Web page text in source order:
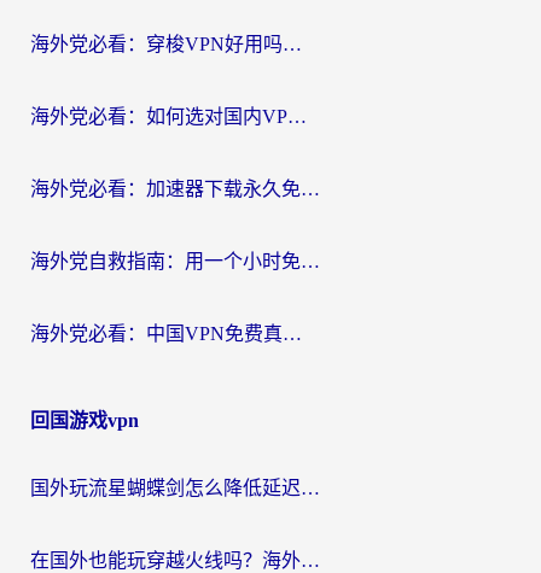
海外党必看：穿梭VPN好用吗？和云帆VPN对比哪个回国效果更好？附真实测评+避坑指南
海外党必看：如何选对国内VPN，实现无缝访问国内资源？
海外党必看：加速器下载永久免费版真的存在吗？教你无缝访问国内资源的正确姿势
海外党自救指南：用一个小时免费加速器，轻松打破国内资源访问壁垒？
海外党必看：中国VPN免费真的靠谱吗？手把手教你选对回国加速器
回国游戏vpn
国外玩流星蝴蝶剑怎么降低延迟？海外党必看的加速秘籍（含欧洲鸣潮&彩虹岛优化攻略）
在国外也能玩穿越火线吗？海外玩家国服游戏畅玩终极指南